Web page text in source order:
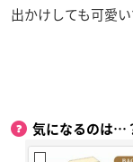
出かけしても可愛
気になるのは…